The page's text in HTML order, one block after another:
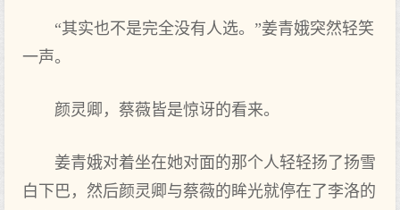
“其实也不是完全没有人选。”姜青娥突然轻笑
一声。
颜灵卿，蔡薇皆是惊讶的看来。
姜青娥对着坐在她对面的那个人轻轻扬了扬雪
白下巴，然后颜灵卿与蔡薇的眸光就停在了李洛的